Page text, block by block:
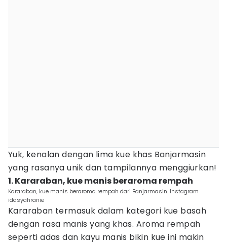
Yuk, kenalan dengan lima kue khas Banjarmasin
yang rasanya unik dan tampilannya menggiurkan!
1. Kararaban, kue manis beraroma rempah
Kararaban, kue manis beraroma rempah dari Banjarmasin. Instagram
idasyahranie
Kararaban termasuk dalam kategori kue basah
dengan rasa manis yang khas. Aroma rempah
seperti adas dan kayu manis bikin kue ini makin